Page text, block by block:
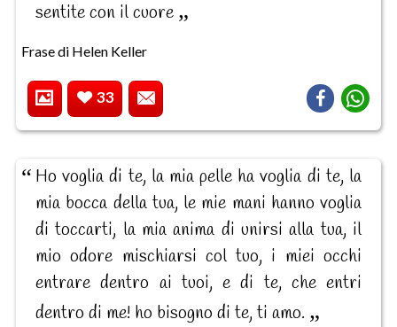
sentite con il cuore
Frase di Helen Keller
33
Ho voglia di te, la mia pelle ha voglia di te, la
mia bocca della tua, le mie mani hanno voglia
di toccarti, la mia anima di unirsi alla tua, il
mio odore mischiarsi col tuo, i miei occhi
entrare dentro ai tuoi, e di te, che entri
dentro di me! ho bisogno di te, ti amo.